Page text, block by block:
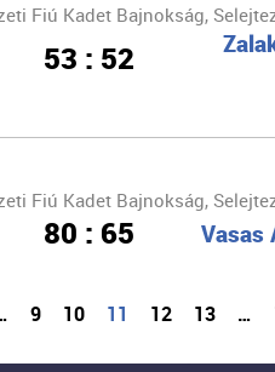
Fiú Kadet Bajnokság,
53 : 52
Fiú Kadet Bajnokság,
80 : 65 Vasas
9 10 11 12 13 …